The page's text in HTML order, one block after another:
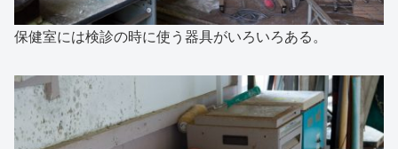
保健室には検診の時に使う器具がいろいろある。